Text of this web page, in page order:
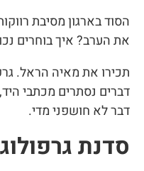
הסוד בארגון מסיבת
את הערב? איך בוחרים
תכירו את מאיה הראל.
דברים נסתרים מכתבי
דבר לא חושפני מדי.
סדנת